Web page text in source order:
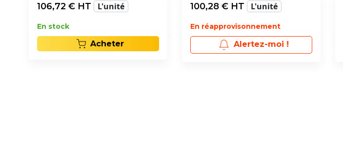
106,72 € HT L'unité
En stock
Acheter
100,28 € HT L'unité
En réapprovisonnement
Alertez-moi !